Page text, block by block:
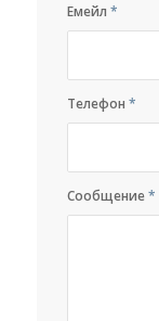
Емейл*
Телефон*
Сообщение*